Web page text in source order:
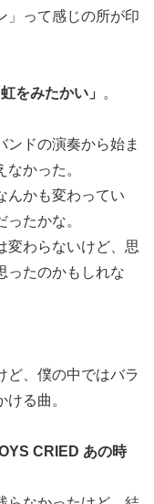
」って感じの所が印
虹をみたかい」
。
ンドの演奏から始ま
かった。
んかも変わってい
たかな。
変わらないけど、思
ったのかもしれな
ど、僕の中ではバラ
る曲。
CRIED あの時